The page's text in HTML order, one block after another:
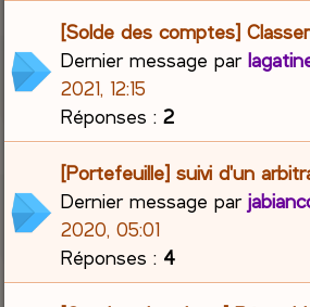
[Solde des comptes]
Dernier message par
2021, 12:15
Réponses :2
[Portefeuille] suivi d'un
Dernier message par
2020, 05:01
Réponses : 4